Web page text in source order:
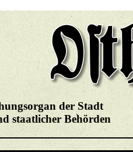
der Stadt
staatlicher Behörden